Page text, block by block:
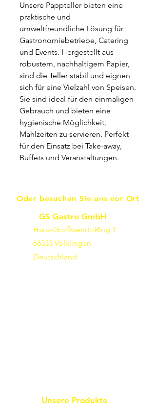
Unsere Pappteller bieten eine
praktische und
umweltfreundliche Lösung für
Gastronomiebetriebe, Catering
und Events. Hergestellt aus
robustem, nachhaltigem Papier,
sind die Teller stabil und eignen
sich für eine Vielzahl von Speisen.
Sie sind ideal für den einmaligen
Gebrauch und bieten eine
hygienische Möglichkeit,
Mahlzeiten zu servieren. Perfekt
für den Einsatz bei Take-away,
Buffets und Veranstaltungen.
Oder besuchen Sie uns vor Ort
GS Gastro GmbH
Hans-Großwendt-Ring 1
66333 Völklingen
Deutschland
Unsere Produkte